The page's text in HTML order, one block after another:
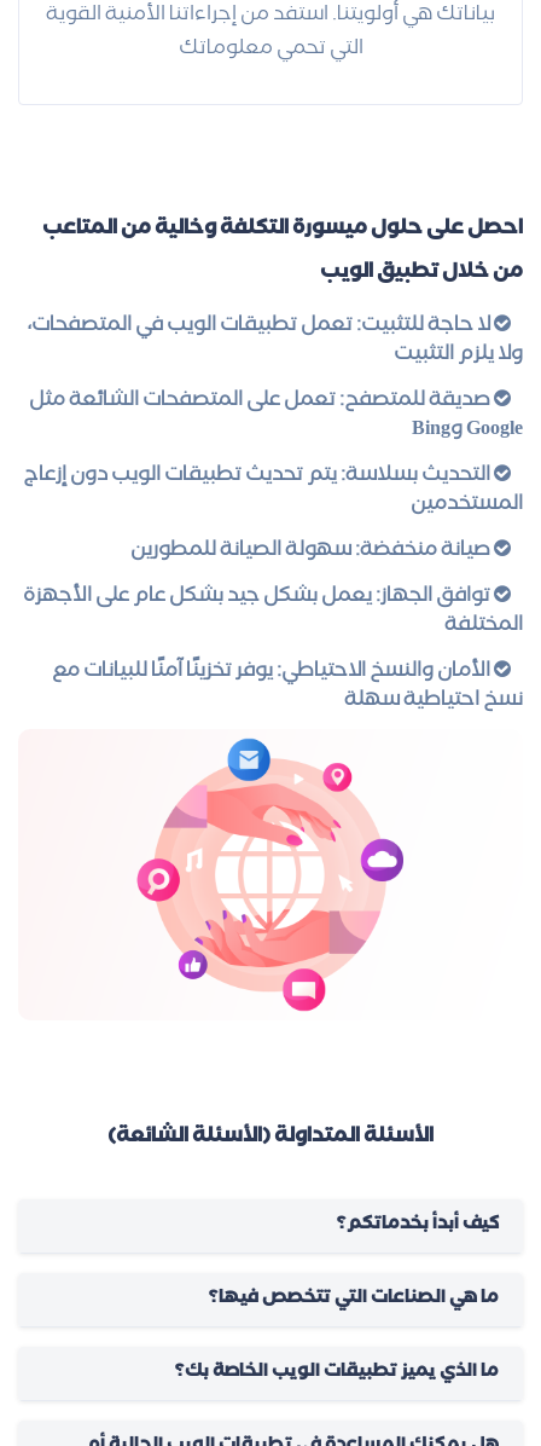
بياناتك هي أولويتنا. استفد من إجراءاتنا الأمنية القوية
التي تحمي معلوماتك
احصل على حلول ميسورة التكلفة وخالية من المتاعب
من خلال تطبيق الويب
لا حاجة للتثبيت: تعمل تطبيقات الويب في المتصفحات،
ولا يلزم التثبيت
صديقة للمتصفح: تعمل على المتصفحات الشائعة مثل
Google وBing
التحديث بسلاسة: يتم تحديث تطبيقات الويب دون إزعاج
المستخدمين
صيانة منخفضة: سهولة الصيانة للمطورين
توافق الجهاز: يعمل بشكل جيد بشكل عام على الأجهزة
المختلفة
الأمان والنسخ الاحتياطي: يوفر تخزينًا آمنًا للبيانات مع
نسخ احتياطية سهلة
الأسئلة المتداولة (الأسئلة الشائعة)
كيف أبدأ بخدماتكم؟
ما هي الصناعات التي تتخصص فيها؟
ما الذي يميز تطبيقات الويب الخاصة بك؟